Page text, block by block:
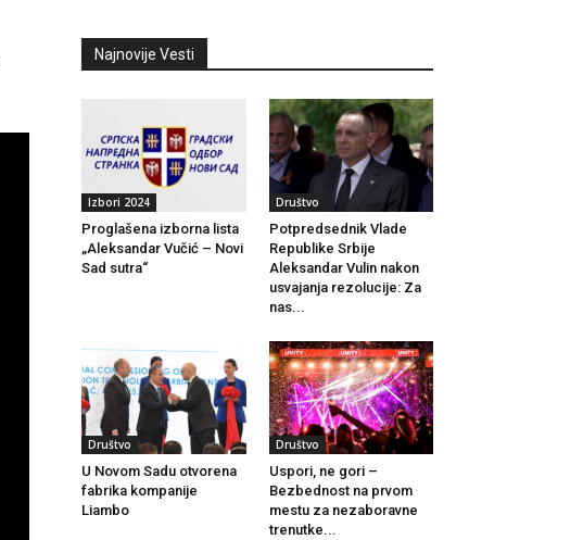
Najnovije Vesti
Izbori 2024
Proglašena izborna lista
„Aleksandar Vučić – Novi
Sad sutra“
Društvo
Potpredsednik Vlade
Republike Srbije
Aleksandar Vulin nakon
usvajanja rezolucije: Za
nas...
Društvo
U Novom Sadu otvorena
fabrika kompanije
Liambo
Društvo
Uspori, ne gori –
Bezbednost na prvom
mestu za nezaboravne
trenutke...